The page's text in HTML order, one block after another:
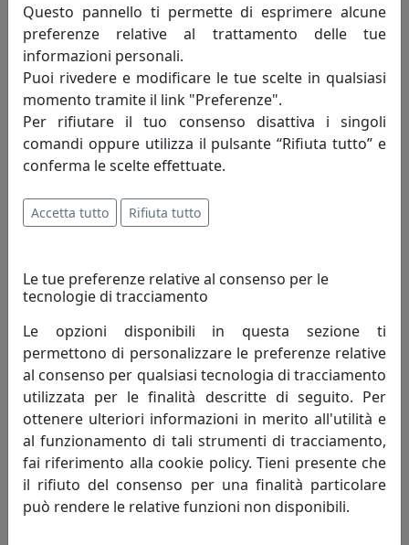
POLTRONA CRUISE DA ESTERNO, COMPLETA DI CUSCINI,
NERO EPR14001-12
MemeDesign
2.351,00 € 2.115,90 €
POLTRONA CRUISE DA ESTERNO, COMPLETA DI CUSCINI,
PETROLIO EPR14001-10
MemeDesign
2.351,00 € 2.115,90 €
sconto
10%
Questo pannello ti permette di esprimere alcune
preferenze relative al trattamento delle tue
informazioni personali.
Puoi rivedere e modificare le tue scelte in qualsiasi
momento tramite il link "Preferenze".
Per rifiutare il tuo consenso disattiva i singoli
comandi oppure utilizza il pulsante “Rifiuta tutto” e
conferma le scelte effettuate.
Accetta tutto Rifiuta tutto
Le tue preferenze relative al consenso per le
tecnologie di tracciamento
Le opzioni disponibili in questa sezione ti
permettono di personalizzare le preferenze relative
al consenso per qualsiasi tecnologia di tracciamento
utilizzata per le finalità descritte di seguito. Per
ottenere ulteriori informazioni in merito all'utilità e
al funzionamento di tali strumenti di tracciamento,
fai riferimento alla cookie policy. Tieni presente che
il rifiuto del consenso per una finalità particolare
può rendere le relative funzioni non disponibili.